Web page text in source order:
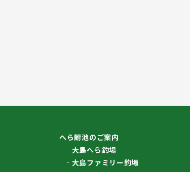
へら鮒池のご案内
大島へら釣場
大島ファミリー釣場